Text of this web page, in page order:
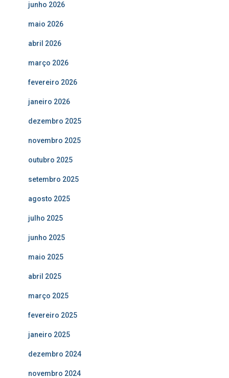
junho 2026
maio 2026
abril 2026
março 2026
fevereiro 2026
janeiro 2026
dezembro 2025
novembro 2025
outubro 2025
setembro 2025
agosto 2025
julho 2025
junho 2025
maio 2025
abril 2025
março 2025
fevereiro 2025
janeiro 2025
dezembro 2024
novembro 2024